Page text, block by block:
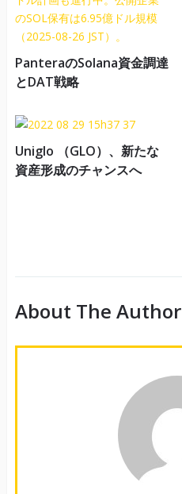
PanteraのSolana資金調達
とDAT戦略
Uniglo （GLO）、新たな
資産形成のチャンスへ
About The Author